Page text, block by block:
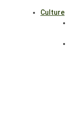
Culture